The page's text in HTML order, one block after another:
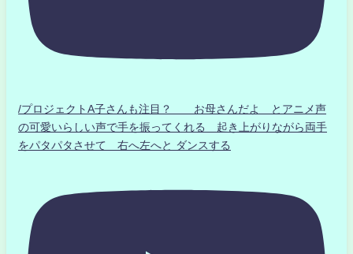
/プロジェクトA子さんも注目？ お母さんだよ とアニメ声
の可愛いらしい声で手を振ってくれる 起き上がりながら両手
をパタパタさせて 右へ左へと ダンスする